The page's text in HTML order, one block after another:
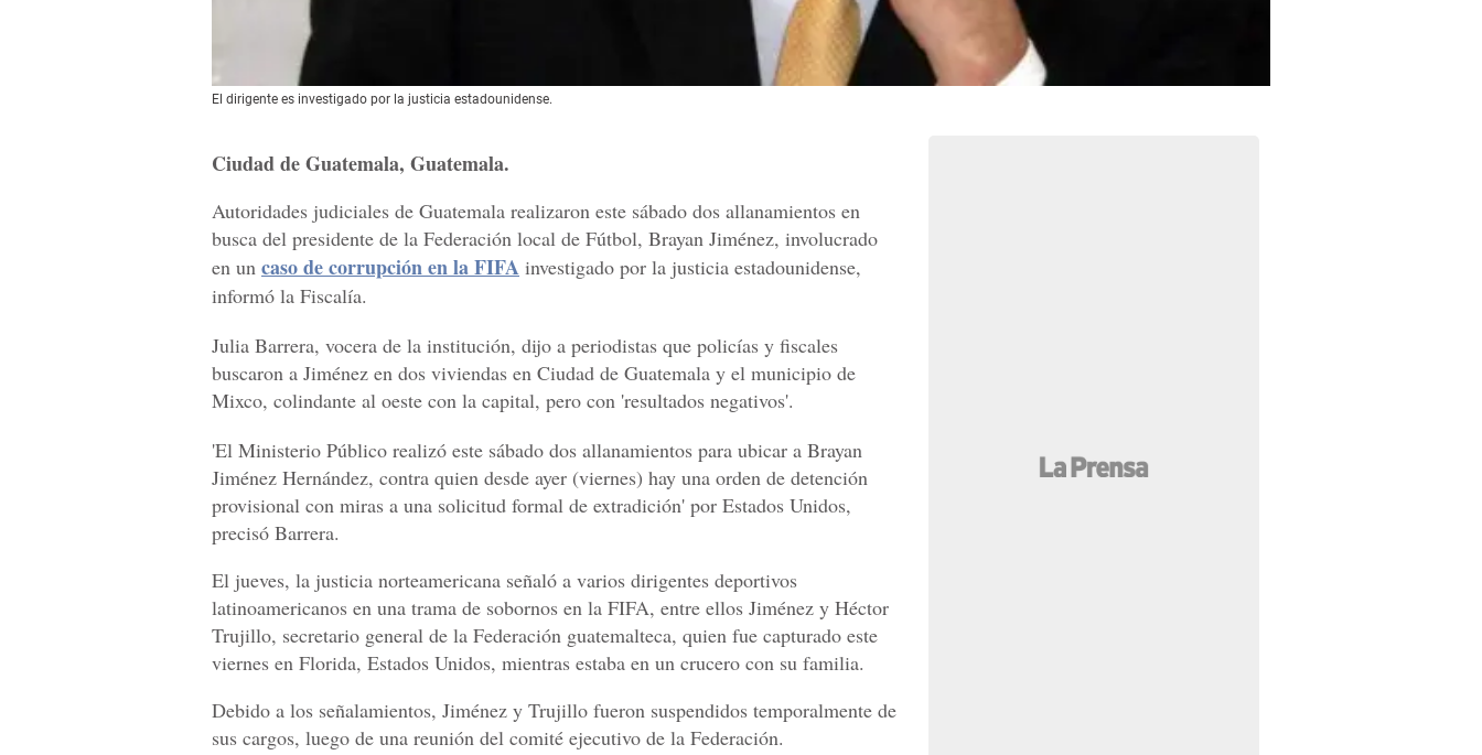
El dirigente es investigado por la justicia estadounidense.
Ciudad de Guatemala, Guatemala.
Autoridades judiciales de Guatemala realizaron este sábado dos allanamientos en
busca del presidente de la Federación local de Fútbol, Brayan Jiménez, involucrado
en un caso de corrupción en la FIFA investigado por la justicia estadounidense,
informó la Fiscalía.
Julia Barrera, vocera de la institución, dijo a periodistas que policías y fiscales
buscaron a Jiménez en dos viviendas en Ciudad de Guatemala y el municipio de
Mixco, colindante al oeste con la capital, pero con 'resultados negativos'.
'El Ministerio Público realizó este sábado dos allanamientos para ubicar a Brayan
Jiménez Hernández, contra quien desde ayer (viernes) hay una orden de detención
provisional con miras a una solicitud formal de extradición' por Estados Unidos,
precisó Barrera.
El jueves, la justicia norteamericana señaló a varios dirigentes deportivos
latinoamericanos en una trama de sobornos en la FIFA, entre ellos Jiménez y Héctor
Trujillo, secretario general de la Federación guatemalteca, quien fue capturado este
viernes en Florida, Estados Unidos, mientras estaba en un crucero con su familia.
Debido a los señalamientos, Jiménez y Trujillo fueron suspendidos temporalmente de
sus cargos, luego de una reunión del comité ejecutivo de la Federación.